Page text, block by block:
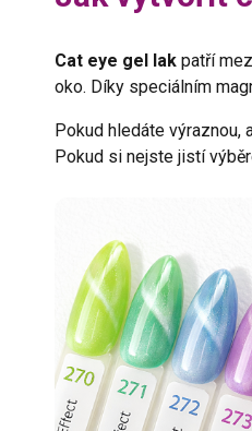
Cat eye gel lakpatří
oko. Díky speciálním
Pokud hledáte výraznou,
Pokud si nejste jistí